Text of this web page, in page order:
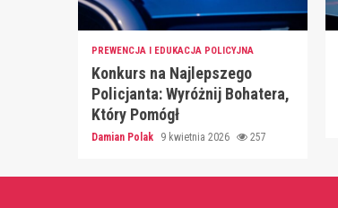
PREWENCJA I EDUKACJA POLICYJNA
Konkurs na Najlepszego
Policjanta: Wyróżnij Bohatera,
Który Pomógł
Damian Polak 9 kwietnia 2026 257